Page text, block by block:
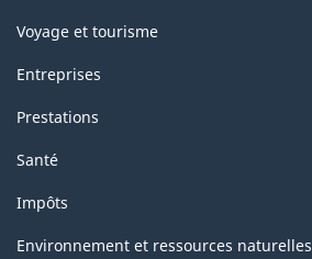
Voyage et tourisme
Entreprises
Prestations
Santé
Impôts
Environnement et ressources naturelles